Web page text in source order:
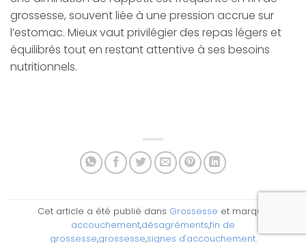
grossesse, souvent liée à une pression accrue sur
l’estomac. Mieux vaut privilégier des repas légers et
équilibrés tout en restant attentive à ses besoins
nutritionnels.
Cet article a été publié dans Grossesse et marqué
accouchement,désagréments,fin de
grossesse,grossesse,signes d'accouchement.